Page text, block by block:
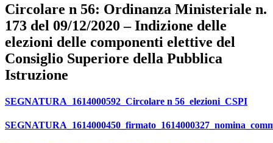
Circolare n 56: Ordinanza Ministeriale n.
173 del 09/12/2020 – Indizione delle
elezioni delle componenti elettive del
Consiglio Superiore della Pubblica
Istruzione
SEGNATURA_1614000592_Circolare n 56_elezioni_CSPI